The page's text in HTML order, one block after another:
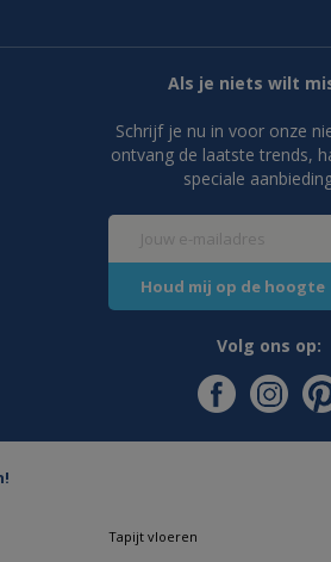
Als je niets wilt
Schrijf je nu in voor onze
ontvang de laatste trends,
speciale
Volg ons op:
Tapijt vloeren